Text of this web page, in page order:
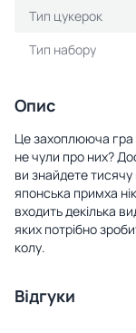
Тип цукерок
Тип набору
Опис
Це захоплююча гра
не чули про них?
ви знайдете тисячу
японська примха
входить декілька
яких потрібно
колу.
Відгуки